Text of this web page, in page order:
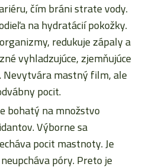
čím bráni strate vody.
na hydratácií pokožky.
redukuje zápaly a
vyhladzujúce, zjemňujúce
Nevytvára mastný film, ale
pocit.
bohatý na množstvo
Výborne sa
pocit mastnoty. Je
póry. Preto je